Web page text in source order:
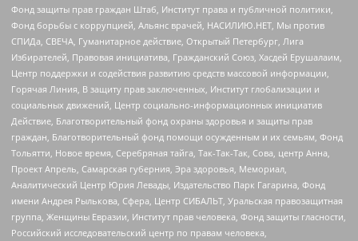
Фонд защиты прав граждан Штаб, Институт права и публичной политики,
Фонд борьбы с коррупцией, Альянс врачей, НАСИЛИЮ.НЕТ, Мы против
СПИДа, СВЕЧА, Гуманитарное действие, Открытый Петербург, Лига
Избирателей, Правовая инициатива, Гражданский Союз, Хасдей Ерушалаим,
Центр поддержки и содействия развитию средств массовой информации,
Горячая Линия, В защиту прав заключенных, Институт глобализации и
социальных движений, Центр социально-информационных инициатив
Действие, Благотворительный фонд охраны здоровья и защиты прав
граждан, Благотворительный фонд помощи осужденным и их семьям, Фонд
Тольятти, Новое время, Серебряная тайга, Так-Так-Так, Сова, центр Анна,
Проект Апрель, Самарская губерния, Эра здоровья, Мемориал,
Аналитический Центр Юрия Левады, Издательство Парк Гагарина, Фонд
имени Андрея Рылькова, Сфера, Центр СИБАЛЬТ, Уральская правозащитная
группа, Женщины Евразии, Институт прав человека, Фонд защиты гласности,
Российский исследовательский центр по правам человека,